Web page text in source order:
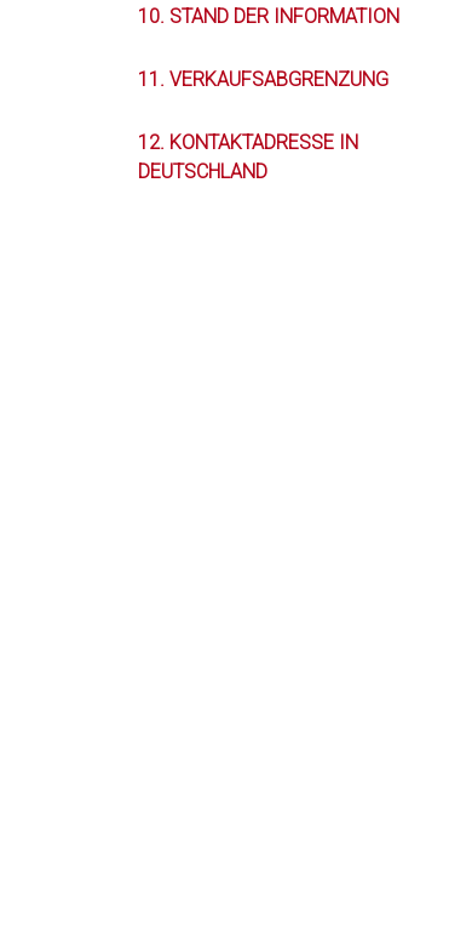
10. STAND DER INFORMATION
11. VERKAUFSABGRENZUNG
12. KONTAKTADRESSE IN
DEUTSCHLAND